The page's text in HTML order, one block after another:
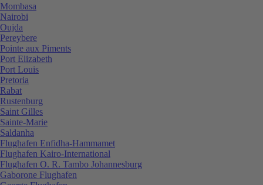
Mombasa
Nairobi
Oujda
Pereybere
Pointe aux Piments
Port Elizabeth
Port Louis
Pretoria
Rabat
Rustenburg
Saint Gilles
Sainte-Marie
Saldanha
Flughafen Enfidha-Hammamet
Flughafen Kairo-International
Flughafen O. R. Tambo Johannesburg
Gaborone Flughafen